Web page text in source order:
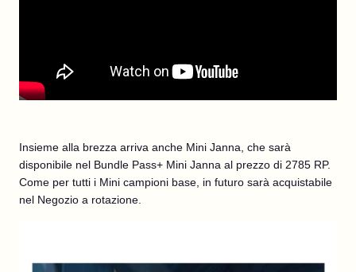
Insieme alla brezza arriva anche Mini Janna, che sarà
disponibile nel Bundle Pass+ Mini Janna al prezzo di 2785 RP.
Come per tutti i Mini campioni base, in futuro sarà acquistabile
nel Negozio a rotazione.